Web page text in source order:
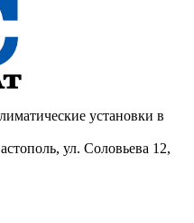
установки в
ул. Соловьева 12,